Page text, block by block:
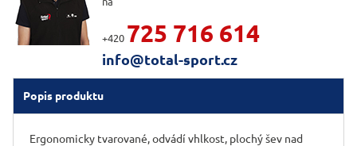
+420 725 716 614
info@total-sport.cz
Popis produktu
Ergonomicky tvarované, odvádí vhlkost, plochý šev nad